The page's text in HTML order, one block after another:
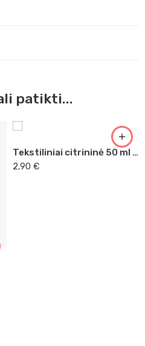
patikti...
Tekstiliniai citrininė 50 ml Decola
2,90 €